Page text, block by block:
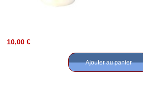
10,00 €
Ajouter au panier